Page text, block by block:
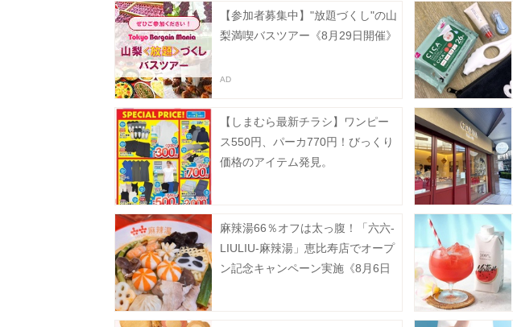
【参加者募集中】"放題づくし"の山
梨満喫バスツアー《8月29日開催》
【しまむら最新チラシ】ワンピー
ス550円、パーカ770円！びっくり
価格のアイテム発見。
麻辣湯66％オフは太っ腹！「六六-
LIULIU-麻辣湯」恵比寿店でオープ
ン記念キャンペーン実施《8月6日